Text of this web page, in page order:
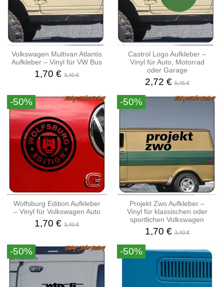
Volkswagen Multivan Atlantis
Aufkleber – Vinyl für VW Bus
1,70 €3,40 €
Castrol Logo Aufkleber –
Vinyl für Auto, Motorrad
oder Garage
2,72 €5,45 €
-50%
Wolfsburg Edition Aufkleber
– Vinyl für Volkswagen Auto
1,70 €3,40 €
-50%
Projekt Zwo Aufkleber –
Vinyl für klassischen oder
sportlichen Volkswagen
1,70 €3,40 €
-50% -50%